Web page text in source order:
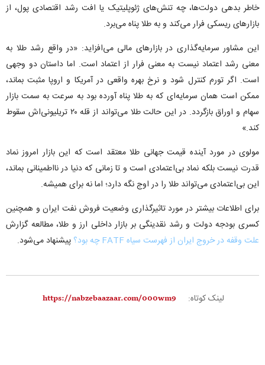
خاطر بدهی دولت‌ها، چه تنش‌های ژئوپلیتیک یا افت رشد اقتصادی پول، از
بازارهای ریسکی فرار می‌کند و به طلا پناه می‌برد.
این مشاور سرمایه‌گذاری در بازارهای مالی می‌افزاید: «در واقع رشد طلا به
معنی رشد اعتماد نیست به معنی فرار از اعتماد است. اما داستان دو وجهی
است. اگر تورم کنترل شود و نرخ بهره واقعی در آمریکا و اروپا مثبت بماند،
ممکن است همان سرمایه‌ای که به طلا پناه آورده بود به سرعت به سمت بازار
سهام و اوراق بازگردد. در این حالت طلا می‌تواند از قله ۲۰ تریلیونی‌اش سقوط
کند.»
مولوی در مورد آینده قیمت جهانی طلا معتقد است که این بازار امروز نماد
قدرت نیست بلکه نماد بی‌اعتمادی است و تا زمانی که دنیا در نااطمینانی بماند،
این بی‌اعتمادی می‌تواند طلا را در اوج نگه دارد؛ اما نه برای همیشه.
برای اطلاعات بیشتر در مورد تاثیرگذاری وضعیت فروش نفت ایران و همچنین
کسری بودجه دولت و رشد نقدینگی بر بازار داخلی ارز و طلا، مطالعه گزارش
علت وقفه در خروج ایران از فهرست سیاه FATF چه بود؟
پیشنهاد می‌شود.
لینک کوتاه: